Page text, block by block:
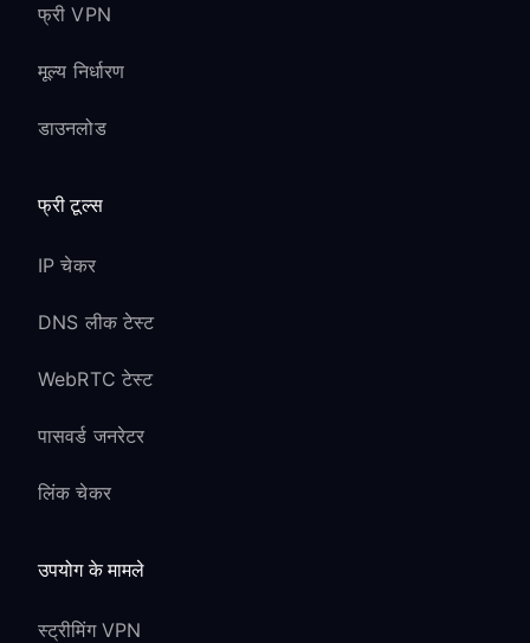
फ्री VPN
मूल्य निर्धारण
डाउनलोड
फ्री टूल्स
IP चेकर
DNS लीक टेस्ट
WebRTC टेस्ट
पासवर्ड जनरेटर
लिंक चेकर
उपयोग के मामले
स्ट्रीमिंग VPN